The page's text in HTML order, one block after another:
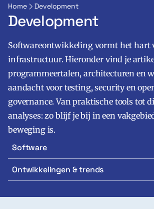
Zoeken
Home Development
Development
Softwareontwikkeling vormt het hart
infrastructuur. Hieronder vind je
programmeertalen, architecturen en
aandacht voor testing, security en
governance. Van praktische tools tot
analyses: zo blijf je bij in een
beweging is.
Software
Ontwikkelingen & trends